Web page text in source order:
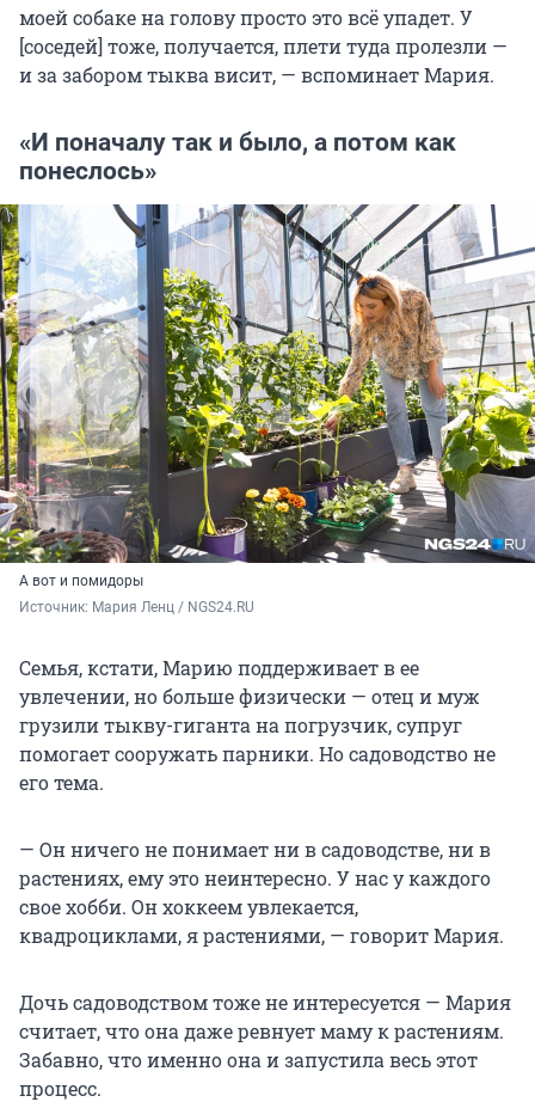
моей собаке на голову просто это всё упадет. У
[соседей] тоже, получается, плети туда пролезли —
и за забором тыква висит, — вспоминает Мария.
«И поначалу так и было, а потом как
понеслось»
А вот и помидоры
Источник: Мария Ленц / NGS24.RU
Семья, кстати, Марию поддерживает в ее
увлечении, но больше физически — отец и муж
грузили тыкву-гиганта на погрузчик, супруг
помогает сооружать парники. Но садоводство не
его тема.
— Он ничего не понимает ни в садоводстве, ни в
растениях, ему это неинтересно. У нас у каждого
свое хобби. Он хоккеем увлекается,
квадроциклами, я растениями, — говорит Мария.
Дочь садоводством тоже не интересуется — Мария
считает, что она даже ревнует маму к растениям.
Забавно, что именно она и запустила весь этот
процесс.